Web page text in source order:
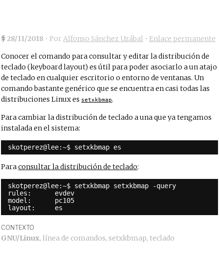
28/11/2018 • PorAlfonso Sánchez Uzábal • Enlace permanente
Conocer el comando para consultar y editar la distribución de
teclado (keyboard layout) es útil para poder asociarlo a un atajo
de teclado en cualquier escritorio o entorno de ventanas. Un
comando bastante genérico que se encuentra en casi todas las
distribuciones Linux es setxkbmap.
Para cambiar la distribución de teclado a una que ya tengamos
instalada en el sistema:
skotperez@lee:~$ setxkbmap es
Paraconsultar la distribución de teclado:
skotperez@lee:~$ setxkbmap setxkbmap -query
rules:      evdev
model:      pc105
layout:     es
CONTEXTO
GNU/Linux,línea de comandos, setxkbmap, teclado